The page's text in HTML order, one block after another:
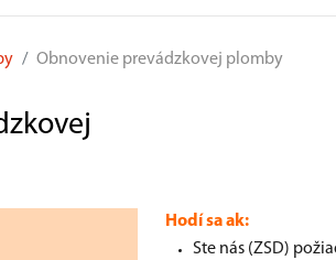
Obnovenie prevádzkovej plomby
Hodí sa ak:
Ste nás (ZSD)